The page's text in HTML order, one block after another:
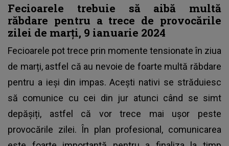
Fecioarele trebuie să aibă multă
răbdare pentru a trece de provocările
zilei de marți, 9 ianuarie 2024
Fecioarele pot trece prin momente tensionate în ziua
de marți, astfel că au nevoie de foarte multă răbdare
pentru a ieși din impas. Acești nativi se străduiesc
să comunice cu cei din jur atunci când se simt
depășiți, astfel că vor trece mai ușor peste
provocările zilei. În plan profesional, comunicarea